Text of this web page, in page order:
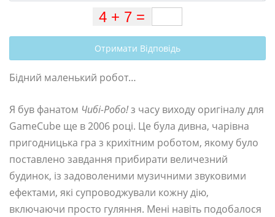
Отримати Відповідь
Бідний маленький робот…
Я був фанатом Чибі-Робо!з часу виходу оригіналу для
GameCube ще в 2006 році. Це була дивна, чарівна
пригодницька гра з крихітним роботом, якому було
поставлено завдання прибирати величезний
будинок, із задоволеними музичними звуковими
ефектами, які супроводжували кожну дію,
включаючи просто гуляння. Мені навіть подобалося